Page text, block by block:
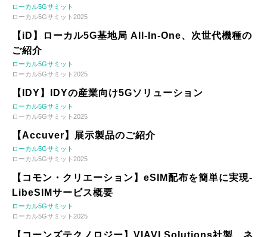
ローカル5Gサミット
ローカル5Gサミット2025
【iD】ローカル5G基地局 All-In-One、次世代機種の
ご紹介
ローカル5Gサミット
ローカル5Gサミット2025
【IDY】IDYの産業向け5Gソリューション
ローカル5Gサミット
ローカル5Gサミット2025
【Accuver】展示製品のご紹介
ローカル5Gサミット
ローカル5Gサミット2025
【コモン・クリエーション】eSIM配布を簡単に実現-
LibeSIMサービス概要
ローカル5Gサミット
ローカル5Gサミット2025